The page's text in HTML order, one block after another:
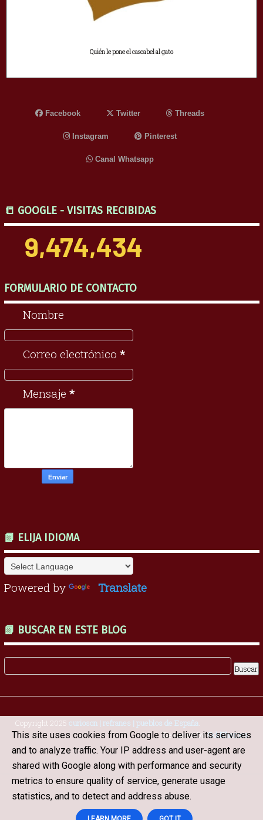
Quién le pone el cascabel al gato
Facebook Twitter Threads
Instagram Pinterest
Canal Whatsapp
📒 GOOGLE - VISITAS RECIBIDAS
9,474,434
FORMULARIO DE CONTACTO
Nombre
Correo electrónico *
Mensaje *
📗 ELIJA IDIOMA
Powered by Translate
📗 BUSCAR EN ESTE BLOG
Copyright 2025 curioson | refranes | pueblos de España
Designed byOddThemes
This site uses cookies from Google to deliver its services
and to analyze traffic. Your IP address and user-agent are
shared with Google along with performance and security
metrics to ensure quality of service, generate usage
statistics, and to detect and address abuse.